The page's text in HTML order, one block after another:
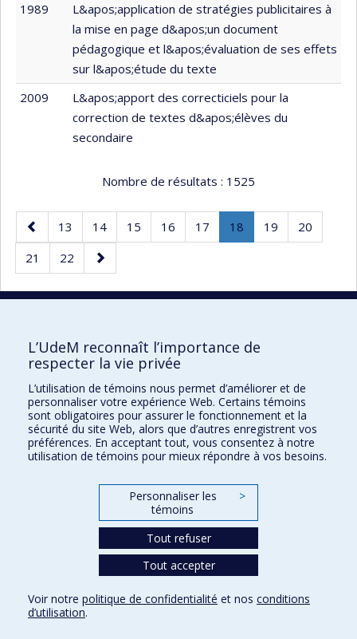
1989
L&apos;application de stratégies publicitaires à
la mise en page d&apos;un document
pédagogique et l&apos;évaluation de ses effets
sur l&apos;étude du texte
2009
L&apos;apport des correcticiels pour la
correction de textes d&apos;élèves du
secondaire
Nombre de résultats : 1525
Page
précédente
Page
13 Page
14 Page
15 Page
16 Page
17 Page
18
Page
Page
19 Page
20
Page
21 Page
22
Page
suivante
Faculté des sciences de l'éducation
Pavillon Marie-Victorin
90, avenue Vincent-d'Indy
Montréal (Québec) H2V 2S9
Conditions d’utilisation
L’UdeM reconnaît l’importance de
respecter la vie privée
L’utilisation de témoins nous permet d’améliorer et de
personnaliser votre expérience Web. Certains témoins
sont obligatoires pour assurer le fonctionnement et la
sécurité du site Web, alors que d’autres enregistrent vos
préférences. En acceptant tout, vous consentez à notre
utilisation de témoins pour mieux répondre à vos besoins.
Personnaliser les
témoins
>
Tout refuser
Tout accepter
Voir notre politique de confidentialité et nos conditions
d’utilisation.